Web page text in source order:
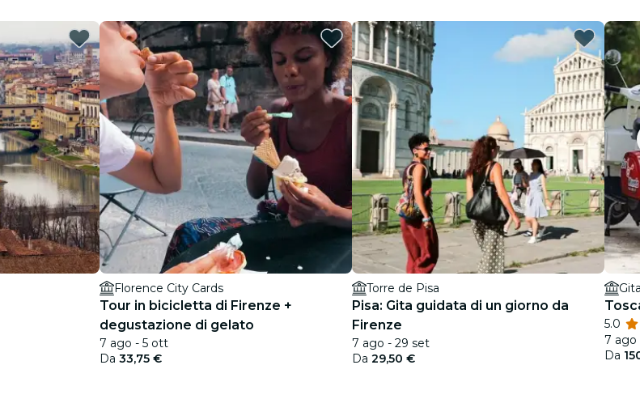
Ristoranti
Cinema
Florence City Cards
Tour in bicicletta di Firenze +
degustazione di gelato
7 ago - 5 ott
Da 33,75 €
Torre de Pisa
Pisa: Gita guidata di un giorno da
Firenze
7 ago - 29 set
Da 29,50 €
5.0
7 ago
Da